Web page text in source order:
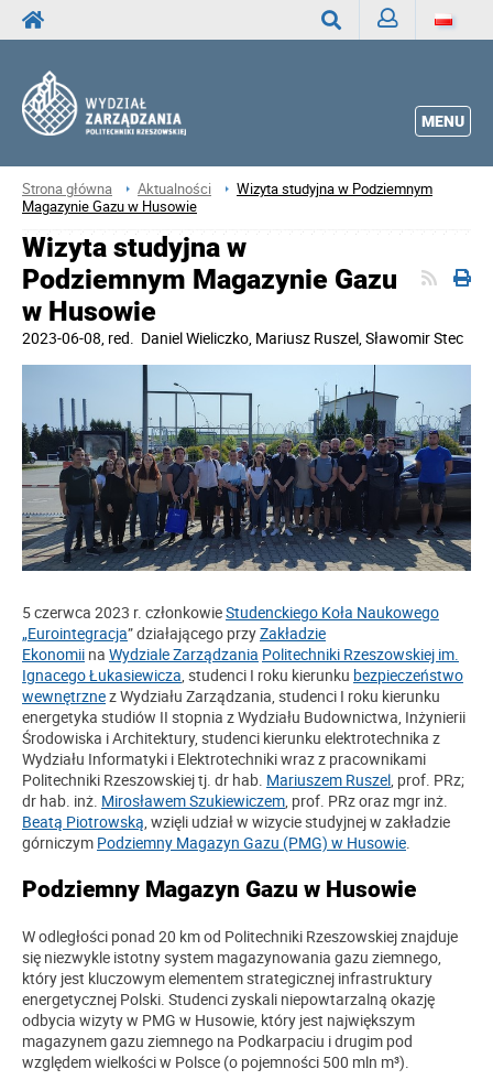
MENU
Strona główna Aktualności
Wizyta studyjna w Podziemnym
Magazynie Gazu w Husowie
Wizyta studyjna w
Podziemnym Magazynie Gazu
w Husowie
2023-06-08, red. Daniel Wieliczko, Mariusz Ruszel, Sławomir Stec
5 czerwca 2023 r. członkowieStudenckiego Koła Naukowego
„Eurointegracja” działającego przyZakładzie
Ekonomii na Wydziale Zarządzania Politechniki Rzeszowskiej im.
Ignacego Łukasiewicza , studenci I roku kierunku bezpieczeństwo
wewnętrznez Wydziału Zarządzania, studenci I roku kierunku
energetyka studiów II stopnia z Wydziału Budownictwa, Inżynierii
Środowiska i Architektury, studenci kierunku elektrotechnika z
Wydziału Informatyki i Elektrotechniki wraz z pracownikami
Politechniki Rzeszowskiej tj. dr hab. Mariuszem Ruszel , prof. PRz;
dr hab. inż. Mirosławem Szukiewiczem , prof. PRz oraz mgr inż.
Beatą Piotrowską , wzięli udział w wizycie studyjnej w zakładzie
górniczym Podziemny Magazyn Gazu (PMG) w Husowie
Podziemny Magazyn Gazu w Husowie
W odległości ponad 20 km od Politechniki Rzeszowskiej znajduje
się niezwykle istotny system magazynowania gazu ziemnego,
który jest kluczowym elementem strategicznej infrastruktury
energetycznej Polski. Studenci zyskali niepowtarzalną okazję
odbycia wizyty w PMG w Husowie, który jest największym
magazynem gazu ziemnego na Podkarpaciu i drugim pod
względem wielkości w Polsce (o pojemności 500 mln m³).